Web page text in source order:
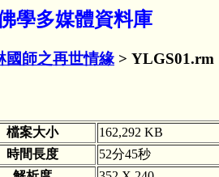
學多媒體資料庫
國師之再世情緣> YLGS01.rm
檔案大小
162,292 KB
時間長度
52分45秒